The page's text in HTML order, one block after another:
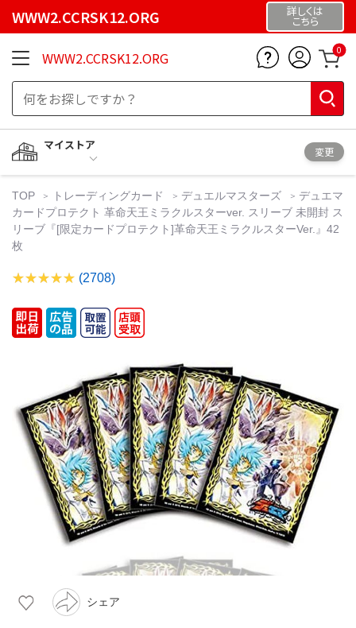
WWW2.CCRSK12.ORG 詳しくは
こちら
WWW2.CCRSK12.ORG 0
マイストア
変更
TOP トレーディングカード デュエルマスターズ
デュエマ
カードプロテクト 革命天王ミラクルスターver. スリーブ 未開封 ス
リーブ『[限定カードプロテクト]革命天王ミラクルスターVer.』42
枚
(2708)
シェア